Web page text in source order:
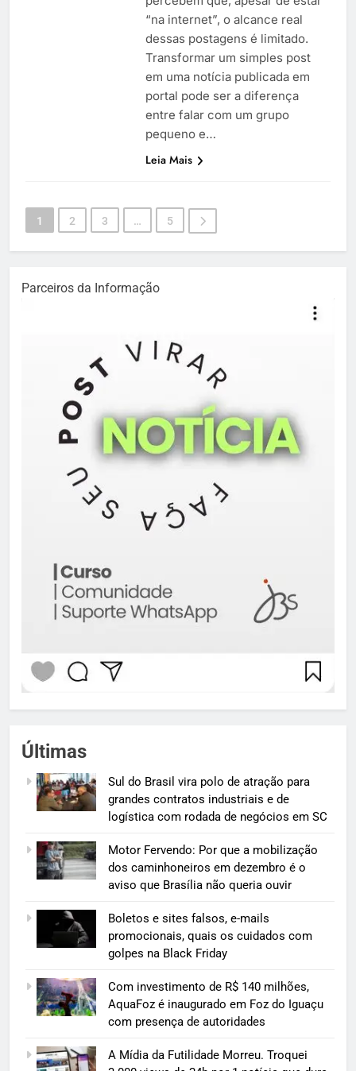
“na internet”, o alcance real
dessas postagens é limitado.
Transformar um simples post
em uma notícia publicada em
portal pode ser a diferença
entre falar com um grupo
pequeno e…
Leia Mais
1 2 3 … 5
Parceiros da Informação
Últimas
Sul do Brasil vira polo de atração para
grandes contratos industriais e de
logística com rodada de negócios em SC
Motor Fervendo: Por que a mobilização
dos caminhoneiros em dezembro é o
aviso que Brasília não queria ouvir
Boletos e sites falsos, e-mails
promocionais, quais os cuidados com
golpes na Black Friday
Com investimento de R$ 140 milhões,
AquaFoz é inaugurado em Foz do Iguaçu
com presença de autoridades
A Mídia da Futilidade Morreu. Troquei